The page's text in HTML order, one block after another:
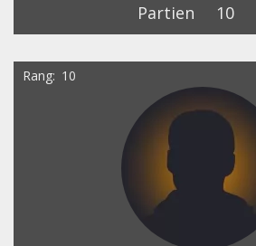
Partien
10
Rang 10